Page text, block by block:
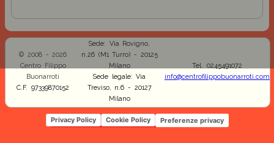
© 2008 - 2026
Centro Filippo
Buonarroti
C.F. 97339870152
Sede: Via Rovigno,
n.26 (M1 Turro) - 20125
Milano
Sede legale: Via
Treviso, n.6 - 20127
Milano
Tel. 0245491072
info@centrofilippobuonarroti.com
Privacy Policy Cookie Policy Preferenze privacy